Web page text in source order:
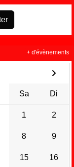
Sa Di
1 2
8 9
15 16
+ d'évènements